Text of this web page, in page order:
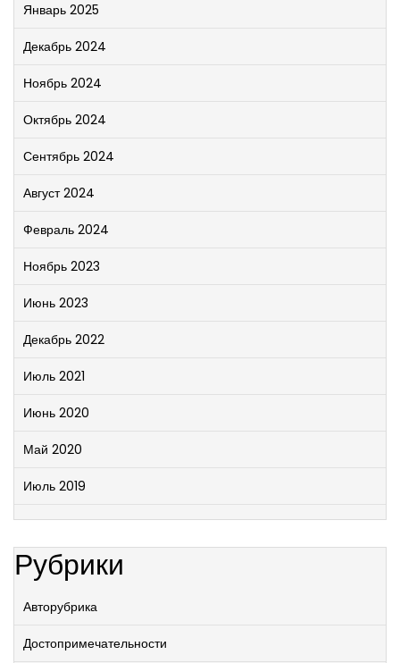
Январь 2025
Декабрь 2024
Ноябрь 2024
Октябрь 2024
Сентябрь 2024
Август 2024
Февраль 2024
Ноябрь 2023
Июнь 2023
Декабрь 2022
Июль 2021
Июнь 2020
Май 2020
Июль 2019
Рубрики
Авторубрика
Достопримечательности